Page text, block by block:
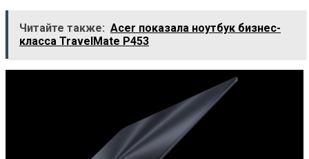
Читайте также: Acer показала ноутбук бизнес-
класса TravelMate P453